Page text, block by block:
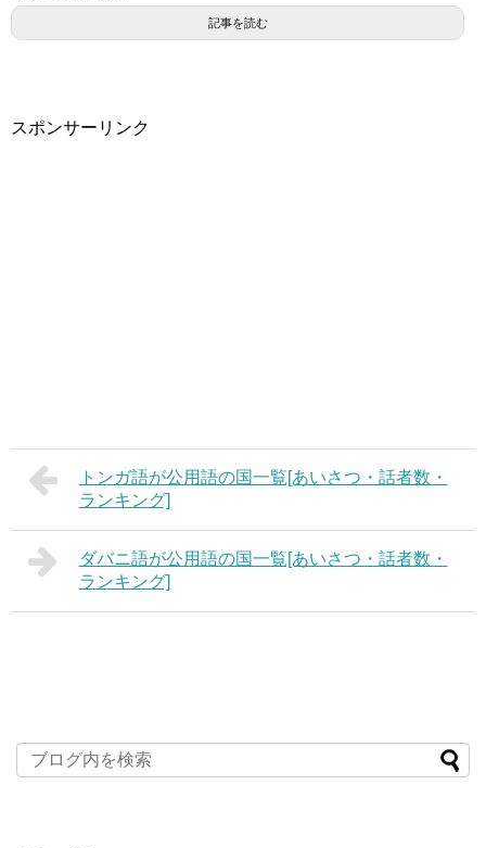
記事を読む
スポンサーリンク
トンガ語が公用語の国一覧[あいさつ・話者数・
ランキング]
ダバニ語が公用語の国一覧[あいさつ・話者数・
ランキング]